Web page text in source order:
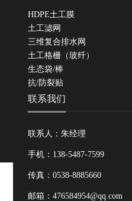
HDPE土工膜
土工滤网
三维复合排水网
土工格栅（玻纤）
生态袋/棒
抗/防裂贴
联系我们
联系人：朱经理
手机：138-5487-7599
传真：0538-8885660
邮箱：476584954@qq.com